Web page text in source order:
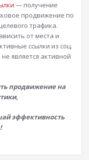
— получение
продвижение по
трафика.
от места и
ссылки из соц.
является активной
продвижение на
эффективность